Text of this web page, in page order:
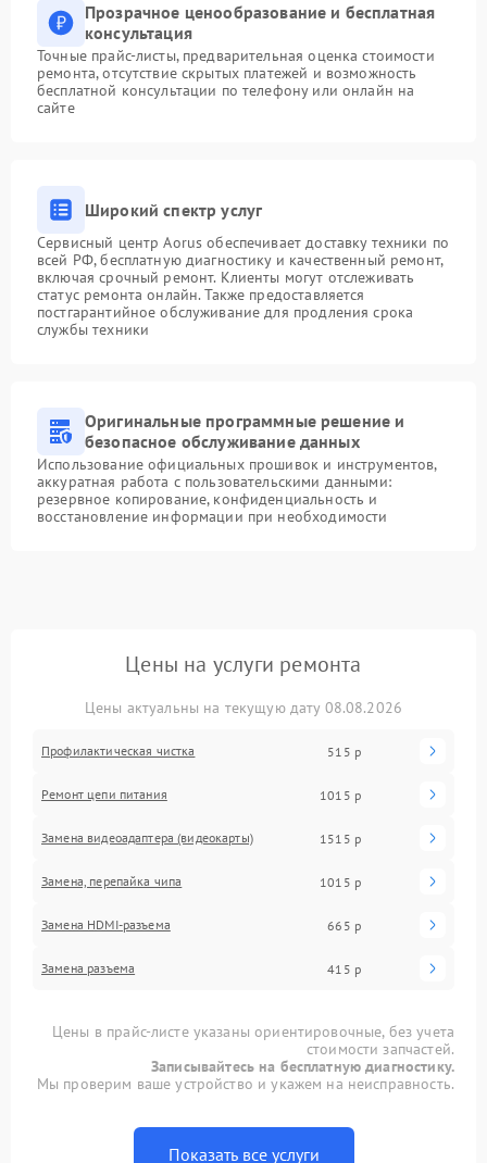
Прозрачное ценообразование и бесплатная
консультация
Точные прайс-листы, предварительная оценка стоимости
ремонта, отсутствие скрытых платежей и возможность
бесплатной консультации по телефону или онлайн на
сайте
Широкий спектр услуг
Сервисный центр Aorus обеспечивает доставку техники по
всей РФ, бесплатную диагностику и качественный ремонт,
включая срочный ремонт. Клиенты могут отслеживать
статус ремонта онлайн. Также предоставляется
постгарантийное обслуживание для продления срока
службы техники
Оригинальные программные решение и
безопасное обслуживание данных
Использование официальных прошивок и инструментов,
аккуратная работа с пользовательскими данными:
резервное копирование, конфиденциальность и
восстановление информации при необходимости
Цены на услуги ремонта
Цены актуальны на текущую дату 08.08.2026
Профилактическая чистка 515 р
Ремонт цепи питания 1015 р
Замена видеоадаптера (видеокарты) 1515 р
Замена, перепайка чипа 1015 р
Замена HDMI-разъема 665 р
Замена разъема 415 р
Цены в прайс-листе указаны ориентировочные, без учета
стоимости запчастей.
Записывайтесь на бесплатную диагностику.
Мы проверим ваше устройство и укажем на неисправность.
Показать все услуги